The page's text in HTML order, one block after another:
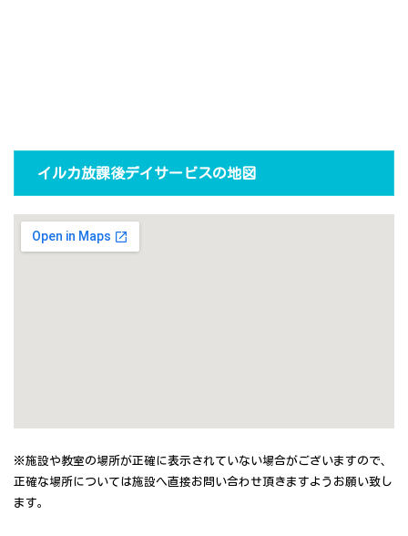
イルカ放課後デイサービスの地図
※施設や教室の場所が正確に表示されていない場合がございますので、
正確な場所については施設へ直接お問い合わせ頂きますようお願い致し
ます。